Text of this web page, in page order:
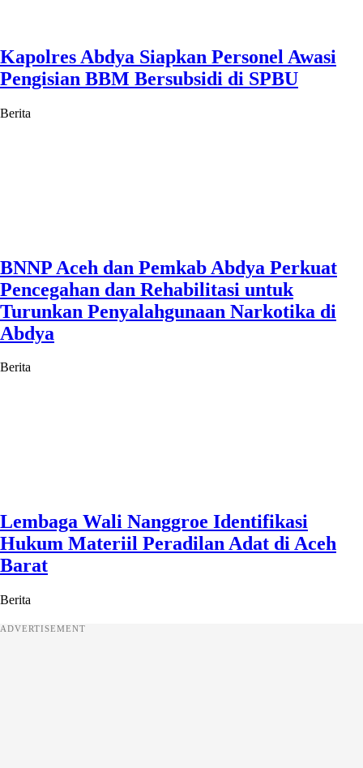
Kapolres Abdya Siapkan Personel Awasi
Pengisian BBM Bersubsidi di SPBU
Berita
BNNP Aceh dan Pemkab Abdya Perkuat
Pencegahan dan Rehabilitasi untuk
Turunkan Penyalahgunaan Narkotika di
Abdya
Berita
Lembaga Wali Nanggroe Identifikasi
Hukum Materiil Peradilan Adat di Aceh
Barat
Berita
ADVERTISEMENT